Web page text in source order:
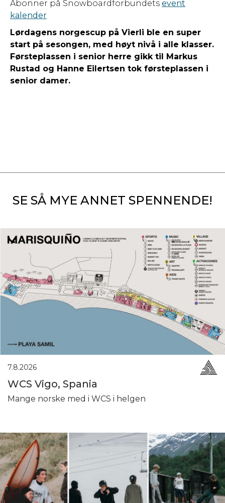
Abonner på Snowboardforbundets event
kalender
Lørdagens norgescup på Vierli ble en super
start på sesongen, med høyt nivå i alle klasser.
Førsteplassen i senior herre gikk til Markus
Rustad og Hanne Eilertsen tok førsteplassen i
senior damer.
SE SÅ MYE ANNET SPENNENDE!
7.8.2026
WCS Vigo, Spania
Mange norske med i WCS i helgen